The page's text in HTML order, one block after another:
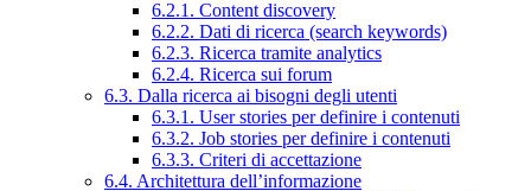
6.2.1. Content discovery
6.2.2. Dati di ricerca (search keywords)
6.2.3. Ricerca tramite analytics
6.2.4. Ricerca sui forum
6.3. Dalla ricerca ai bisogni degli utenti
6.3.1. User stories per definire i contenuti
6.3.2. Job stories per definire i contenuti
6.3.3. Criteri di accettazione
6.4. Architettura dell’informazione